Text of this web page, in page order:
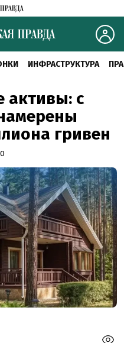
ИНФРАСТРУКТУРА
активы: с
гривен